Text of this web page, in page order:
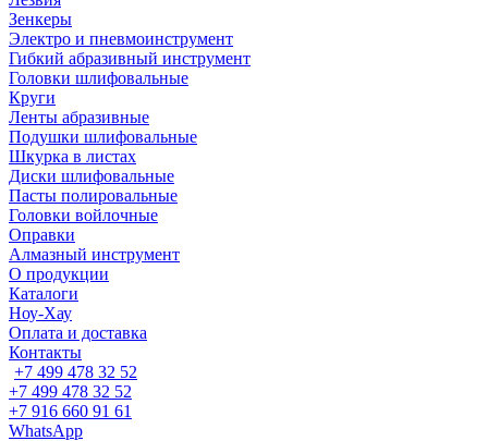
Зенкеры
Электро и пневмоинструмент
Гибкий абразивный инструмент
Головки шлифовальные
Круги
Ленты абразивные
Подушки шлифовальные
Шкурка в листах
Диски шлифовальные
Пасты полировальные
Головки войлочные
Оправки
Алмазный инструмент
О продукции
Каталоги
Ноу-Хау
Оплата и доставка
Контакты
+7 499 478 32 52
+7 499 478 32 52
+7 916 660 91 61
WhatsApp